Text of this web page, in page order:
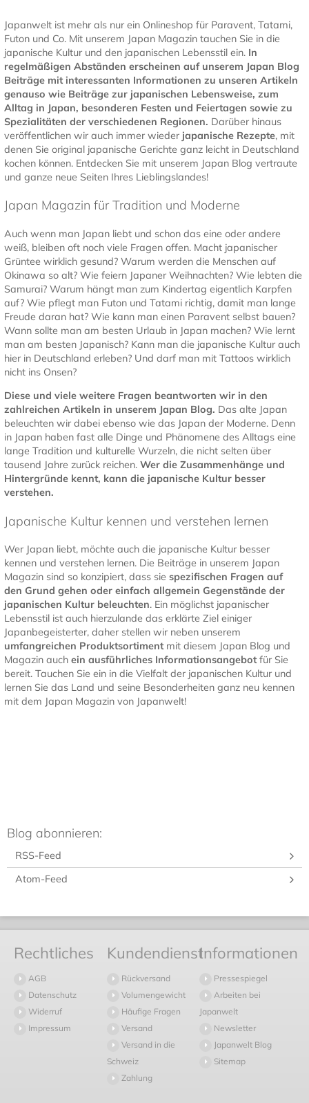
Japanwelt ist mehr als nur ein Onlineshop für Paravent, Tatami,
Futon und Co. Mit unserem Japan Magazin tauchen Sie in die
japanische Kultur und den japanischen Lebensstil ein. In
regelmäßigen Abständen erscheinen auf unserem Japan Blog
Beiträge mit interessanten Informationen zu unseren Artikeln
genauso wie Beiträge zur japanischen Lebensweise, zum
Alltag in Japan, besonderen Festen und Feiertagen sowie zu
Spezialitäten der verschiedenen Regionen. Darüber hinaus
veröffentlichen wir auch immer wieder japanische Rezepte, mit
denen Sie original japanische Gerichte ganz leicht in Deutschland
kochen können. Entdecken Sie mit unserem Japan Blog vertraute
und ganze neue Seiten Ihres Lieblingslandes!
Japan Magazin für Tradition und Moderne
Auch wenn man Japan liebt und schon das eine oder andere
weiß, bleiben oft noch viele Fragen offen. Macht japanischer
Grüntee wirklich gesund? Warum werden die Menschen auf
Okinawa so alt? Wie feiern Japaner Weihnachten? Wie lebten die
Samurai? Warum hängt man zum Kindertag eigentlich Karpfen
auf? Wie pflegt man Futon und Tatami richtig, damit man lange
Freude daran hat? Wie kann man einen Paravent selbst bauen?
Wann sollte man am besten Urlaub in Japan machen? Wie lernt
man am besten Japanisch? Kann man die japanische Kultur auch
hier in Deutschland erleben? Und darf man mit Tattoos wirklich
nicht ins Onsen?
Diese und viele weitere Fragen beantworten wir in den
zahlreichen Artikeln in unserem Japan Blog. Das alte Japan
beleuchten wir dabei ebenso wie das Japan der Moderne. Denn
in Japan haben fast alle Dinge und Phänomene des Alltags eine
lange Tradition und kulturelle Wurzeln, die nicht selten über
tausend Jahre zurück reichen. Wer die Zusammenhänge und
Hintergründe kennt, kann die japanische Kultur besser
verstehen.
Japanische Kultur kennen und verstehen lernen
Wer Japan liebt, möchte auch die japanische Kultur besser
kennen und verstehen lernen. Die Beiträge in unserem Japan
Magazin sind so konzipiert, dass sie spezifischen Fragen auf
den Grund gehen oder einfach allgemein Gegenstände der
japanischen Kulturbeleuchten. Ein möglichst japanischer
Lebensstil ist auch hierzulande das erklärte Ziel einiger
Japanbegeisterter, daher stellen wir neben unserem
umfangreichen Produktsortimentmit diesem Japan Blog und
Magazin auch ein ausführliches Informationsangebotfür Sie
bereit. Tauchen Sie ein in die Vielfalt der japanischen Kultur und
lernen Sie das Land und seine Besonderheiten ganz neu kennen
mit dem Japan Magazin von Japanwelt!
Blog abonnieren:
RSS-Feed
Atom-Feed
Rechtliches
AGB
Datenschutz
Widerruf
Impressum
Kundendienst
Rückversand
Volumengewicht
Häufige Fragen
Versand
Versand in die
Schweiz
Zahlung
Informationen
Pressespiegel
Arbeiten bei
Japanwelt
Newsletter
Japanwelt Blog
Sitemap